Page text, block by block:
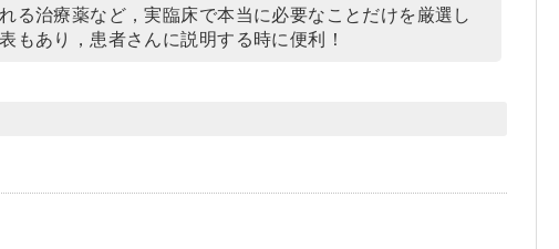
る治療薬など，実臨床で本当に必要なことだけを厳選し
もあり，患者さんに説明する時に便利！